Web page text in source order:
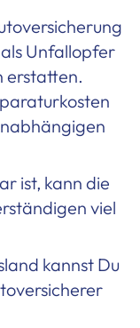
Unfallopfer
erstatten.
ist, kann die
viel
kannst Du